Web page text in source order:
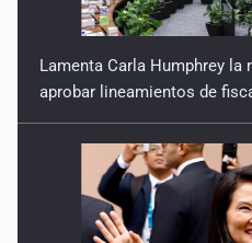
Lamenta Carla Humphrey la
aprobar lineamientos de